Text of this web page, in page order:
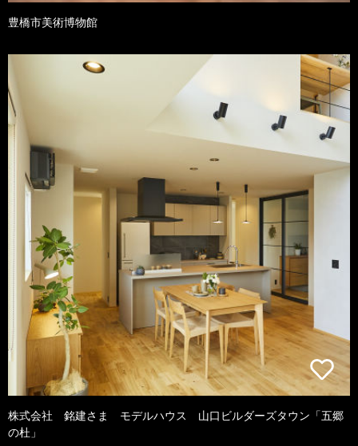
豊橋市美術博物館
株式会社 銘建さま モデルハウス 山口ビルダーズタウン「五郷
の杜」